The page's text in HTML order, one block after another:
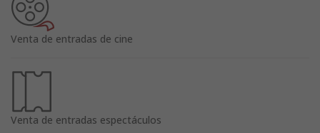
Venta de entradas de cine
Venta de entradas espectáculos